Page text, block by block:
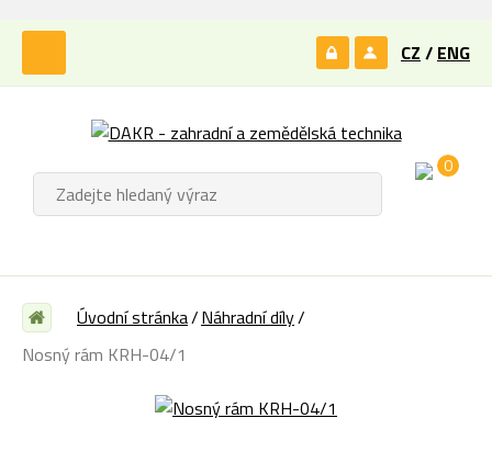
CZ / ENG
0
Úvodní stránka Náhradní díly
Nosný rám KRH-04/1